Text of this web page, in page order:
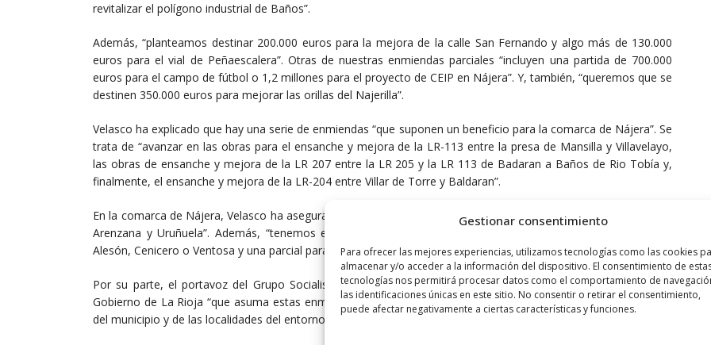
Gestionar consentimiento
Para ofrecer las mejores experiencias, utilizamos tecnologías como las cookies
almacenar y/o acceder a la información del dispositivo. El consentimiento de
tecnologías nos permitirá procesar datos como el comportamiento de
las identificaciones únicas en este sitio. No consentir o retirar el consentimiento,
puede afectar negativamente a ciertas características y funciones.
revitalizar el polígono industrial de Baños”.
Además, “planteamos destinar 200.000 euros para la mejora de la calle San Fernando y algo más de 130.000
euros para el vial de Peñaescalera”. Otras de nuestras enmiendas parciales “incluyen una partida de 700.000
euros para el campo de fútbol o 1,2 millones para el proyecto de CEIP en Nájera”. Y, también, “queremos que se
destinen 350.000 euros para mejorar las orillas del Najerilla”.
Velasco ha explicado que hay una serie de enmiendas “que suponen un beneficio para la comarca de Nájera”. Se
trata de “avanzar en las obras para el ensanche y mejora de la LR-113 entre la presa de Mansilla y Villavelayo,
las obras de ensanche y mejora de la LR 207 entre la LR 205 y la LR 113 de Badaran a Baños de Rio Tobía y,
finalmente, el ensanche y mejora de la LR-204 entre Villar de Torre y Baldaran”.
En la comarca de Nájera, Velasco ha asegurado que “hemos presentado enmiendas para centros educativos en
Arenzana y Uruñuela”. Además, “tenemos enmiendas para prevención de avenidas en Huércanos, Uruñuela,
Alesón, Cenicero o Ventosa y una parcial para mejorar las gradas del campo de fútbol de Anguiano”.
Por su parte, el portavoz del Grupo Socialista en el Ayuntamiento de Nájera, Fernando Sáenz, ha pedido al
Gobierno de La Rioja “que asuma estas enmiendas porque son positivas para el desarrollo económico y social
del municipio y de las localidades del entorno”.